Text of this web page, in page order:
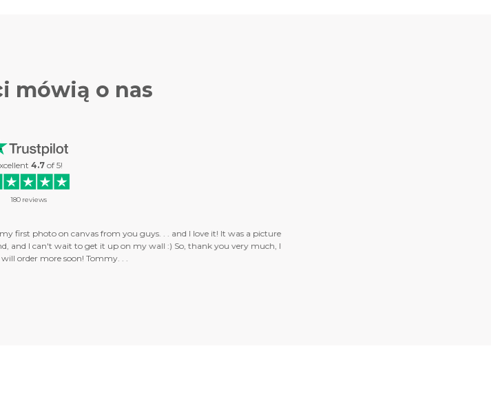
mówią o nas
4.7 of 5!
180 reviews
on canvas from you guys. . . and I love it! It was a picture
wait to get it up on my wall :) So, thank you very much, I
more soon! Tommy. . .